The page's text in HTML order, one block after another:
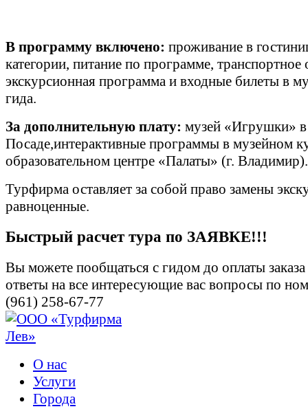
В программу включено: проживание в
категории, питание по программе,
экскурсионная программа и входные билеты в
гида.
За дополнительную плату: музей «Игрушки»
Посаде,интерактивные программы в музейном
образовательном центре «Палаты» (г.
Турфирма оставляет за собой право замены
равноценные.
Быстрый расчет тура по ЗАЯВКЕ!!!
Вы можете пообщаться с гидом до оплаты
ответы на все интересующие вас вопросы по
(961) 258-67-77
О нас
Услуги
Города